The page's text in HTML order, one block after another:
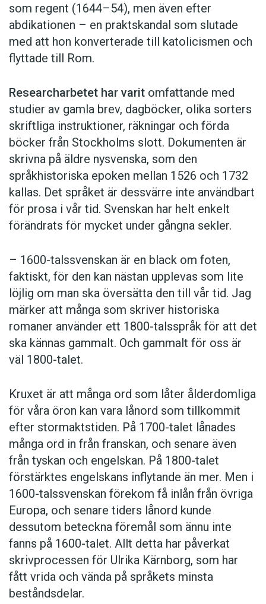
som regent (1644–54), men även efter
abdikationen – en praktskandal som slutade
med att hon konverterade till katolicismen och
flyttade till Rom.
Researcharbetet har varit omfattande med
studier av gamla brev, dagböcker, olika sorters
skriftliga instruktioner, räkningar och förda
böcker från Stockholms slott. Dokumenten är
skrivna på äldre nysvenska, som den
språkhistoriska epoken mellan 1526 och 1732
kallas. Det språket är dessvärre inte användbart
för prosa i vår tid. Svenskan har helt enkelt
förändrats för mycket under gångna sekler.
– 1600-talssvenskan är en black om foten,
faktiskt, för den kan nästan upplevas som lite
löjlig om man ska översätta den till vår tid. Jag
märker att många som skriver historiska
romaner använder ett 1800-talsspråk för att det
ska kännas gammalt. Och gammalt för oss är
väl 1800-talet.
Kruxet är att många ord som låter ålderdomliga
för våra öron kan vara lånord som tillkommit
efter stormaktstiden. På 1700-talet lånades
många ord in från franskan, och senare även
från tyskan och engelskan. På 1800-talet
förstärktes engelskans inflytande än mer. Men i
1600-talssvenskan förekom få inlån från övriga
Europa, och senare tiders lånord kunde
dessutom beteckna föremål som ännu inte
fanns på 1600-talet. Allt detta har påverkat
skrivprocessen för Ulrika Kärnborg, som har
fått vrida och vända på språkets minsta
beståndsdelar.